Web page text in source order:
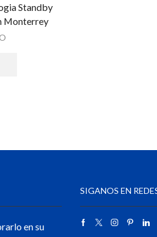
Standby
Monterrey
en su
SIGANOS EN